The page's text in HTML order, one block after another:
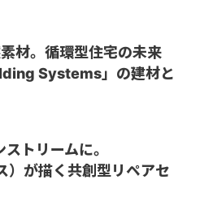
材。循環型住宅の未来
Systems」の建材と
トリームに。
）が描く共創型リペアセ